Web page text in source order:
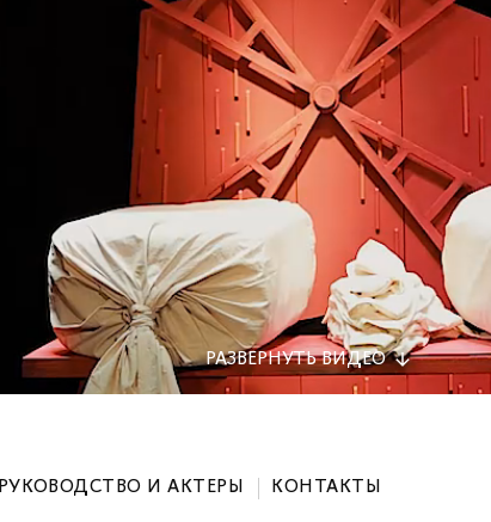
РАЗВЕРНУТЬВИДЕО
РУКОВОДСТВО И АКТЕРЫ КОНТАКТЫ